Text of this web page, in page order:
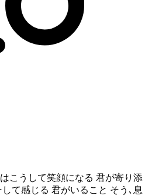
こうして笑顔になる 君が寄り添
て感じる 君がいること そう､息